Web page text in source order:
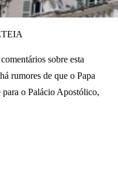
sobre esta
rumores de que o Papa
o Palácio Apostólico,